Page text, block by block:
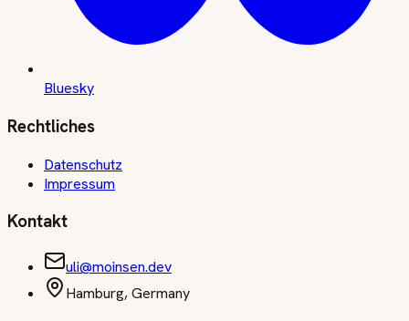
Bluesky
Rechtliches
Datenschutz
Impressum
Kontakt
uli@moinsen.dev
Hamburg, Germany